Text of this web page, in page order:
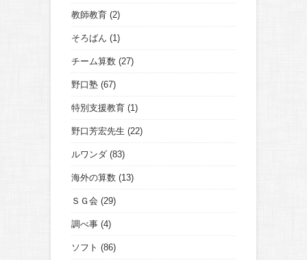
教師教育 (2)
そろばん (1)
チーム算数 (27)
野口塾 (67)
特別支援教育 (1)
野口芳宏先生 (22)
ルワンダ (83)
海外の算数 (13)
ＳＧ会 (29)
調べ事 (4)
ソフト (86)